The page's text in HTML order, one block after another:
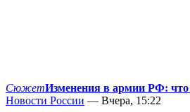
СюжетИзменения в армии РФ: что
Новости России — Вчера, 15:22